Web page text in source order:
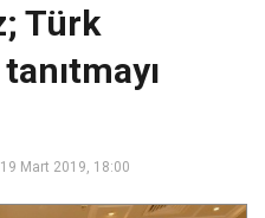
Türk
19 Mart 2019, 18:00